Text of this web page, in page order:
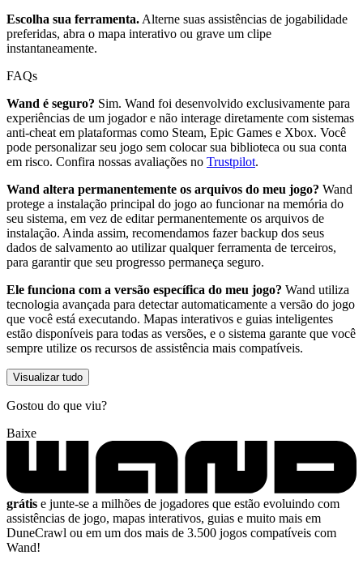
Escolha sua ferramenta. Alterne suas assistências de jogabilidade
preferidas, abra o mapa interativo ou grave um clipe
instantaneamente.
FAQs
Wand é seguro? Sim. Wand foi desenvolvido exclusivamente para
experiências de um jogador e não interage diretamente com sistemas
anti-cheat em plataformas como Steam, Epic Games e Xbox. Você
pode personalizar seu jogo sem colocar sua biblioteca ou sua conta
em risco. Confira nossas avaliações no Trustpilot.
Wand altera permanentemente os arquivos do meu jogo? Wand
protege a instalação principal do jogo ao funcionar na memória do
seu sistema, em vez de editar permanentemente os arquivos de
instalação. Ainda assim, recomendamos fazer backup dos seus
dados de salvamento ao utilizar qualquer ferramenta de terceiros,
para garantir que seu progresso permaneça seguro.
Ele funciona com a versão específica do meu jogo? Wand utiliza
tecnologia avançada para detectar automaticamente a versão do jogo
que você está executando. Mapas interativos e guias inteligentes
estão disponíveis para todas as versões, e o sistema garante que você
sempre utilize os recursos de assistência mais compatíveis.
Visualizar tudo
Gostou do que viu?
Baixe
grátis e junte-se a milhões de jogadores que estão evoluindo com
assistências de jogo, mapas interativos, guias e muito mais em
DuneCrawl ou em um dos mais de 3.500 jogos compatíveis com
Wand!